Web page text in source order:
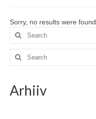
Sorry, no results were found.
Search
for:
Search
for:
Arhiiv